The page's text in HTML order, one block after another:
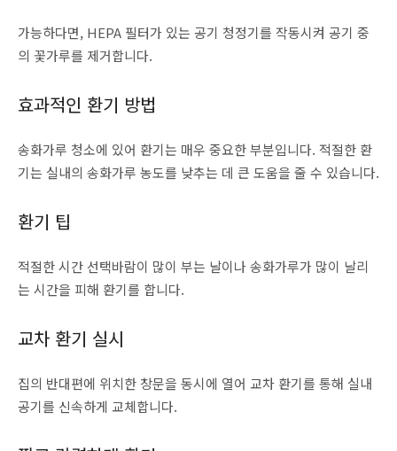
가능하다면, HEPA 필터가 있는 공기 청정기를 작동시켜 공기 중
의 꽃가루를 제거합니다.
효과적인 환기 방법
송화가루 청소에 있어 환기는 매우 중요한 부분입니다. 적절한 환
기는 실내의 송화가루 농도를 낮추는 데 큰 도움을 줄 수 있습니다.
환기 팁
적절한 시간 선택바람이 많이 부는 날이나 송화가루가 많이 날리
는 시간을 피해 환기를 합니다.
교차 환기 실시
집의 반대편에 위치한 창문을 동시에 열어 교차 환기를 통해 실내
공기를 신속하게 교체합니다.